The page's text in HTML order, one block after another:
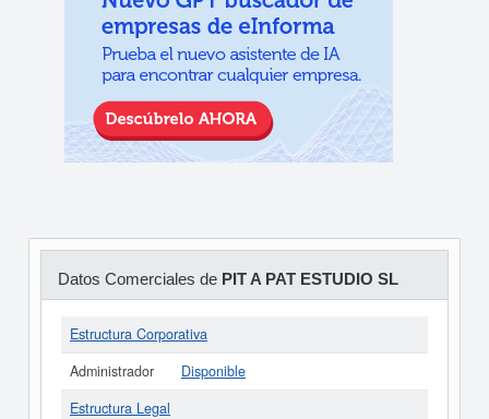
Datos Comerciales de PIT A PAT ESTUDIO SL
Estructura Corporativa
Administrador
Disponible
Estructura Legal